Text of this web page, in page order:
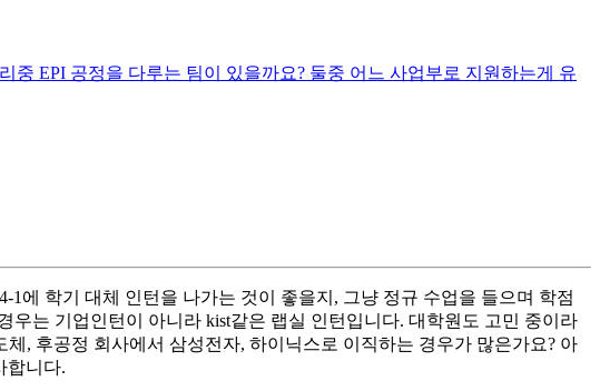
EPI 공정을 다루는 팀이 있을까요? 둘중 어느 사업부로 지원하는게 유
에 학기 대체 인턴을 나가는 것이 좋을지, 그냥 정규 수업을 들으며 학점
는 기업인턴이 아니라 kist같은 랩실 인턴입니다. 대학원도 고민 중이라
, 후공정 회사에서 삼성전자, 하이닉스로 이직하는 경우가 많은가요? 아
합니다.